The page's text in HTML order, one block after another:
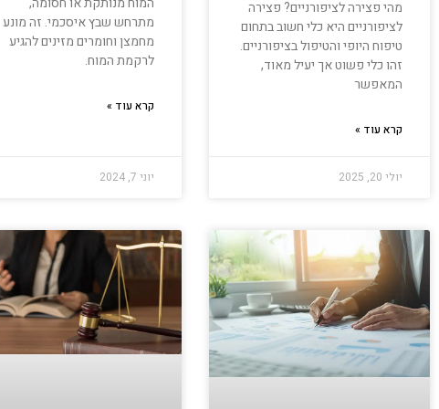
מהי פצירה לציפורניים? פצירה
לציפורניים היא כלי חשוב בתחום
טיפוח היופי והטיפול בציפורניים.
זהו כלי פשוט אך יעיל מאוד,
המאפשר
קרא עוד »
יולי 20, 2025
מתרחש שבץ איסכמי. זה מונע
מחמצן וחומרים מזינים להגיע
לרקמת המוח.
קרא עוד »
יוני 7, 2024